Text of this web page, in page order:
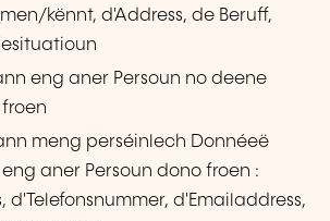
kënnt, d'Address, de Beruff,
eng aner Persoun no deene
meng perséinlech Donnéeë
aner Persoun dono froen :
d'Telefonsnummer, d'Emailaddress,